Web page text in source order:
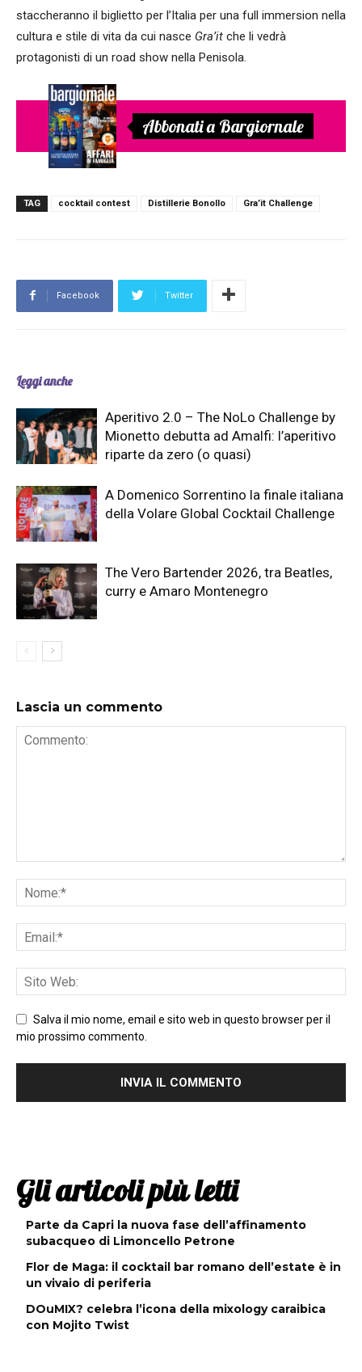
staccheranno il biglietto per l’Italia per una full immersion nella
cultura e stile di vita da cui nasce Gra’it che li vedrà
protagonisti di un road show nella Penisola.
Abbonati a Bargiornale
TAG cocktail contest Distillerie Bonollo Gra’it Challenge
Facebook Twitter
Leggi anche
Aperitivo 2.0 – The NoLo Challenge by
Mionetto debutta ad Amalfi: l’aperitivo
riparte da zero (o quasi)
A Domenico Sorrentino la finale italiana
della Volare Global Cocktail Challenge
The Vero Bartender 2026, tra Beatles,
curry e Amaro Montenegro
Lascia un commento
Salva il mio nome, email e sito web in questo browser per il
mio prossimo commento.
Gli articoli più letti
Parte da Capri la nuova fase dell’affinamento
subacqueo di Limoncello Petrone
Flor de Maga: il cocktail bar romano dell’estate è in
un vivaio di periferia
DOuMIX? celebra l’icona della mixology caraibica
con Mojito Twist